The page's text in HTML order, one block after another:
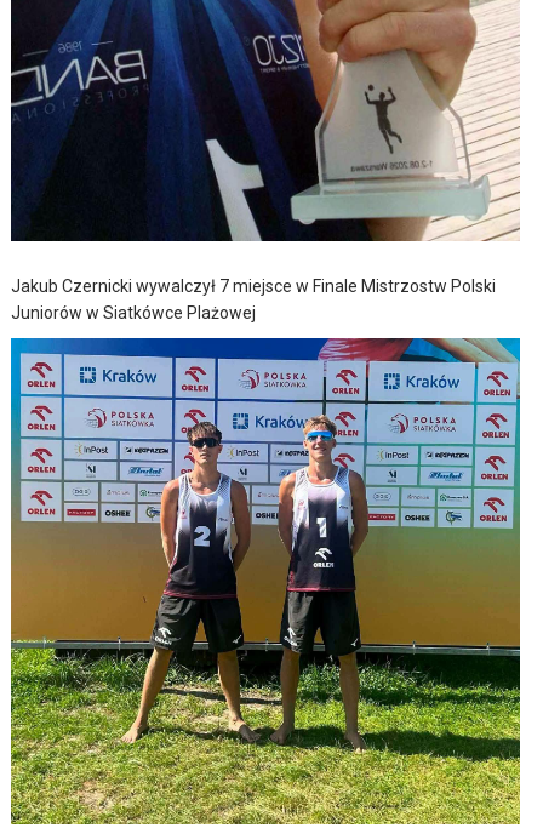
Jakub Czernicki wywalczył 7 miejsce w Finale Mistrzostw Polski
Juniorów w Siatkówce Plażowej